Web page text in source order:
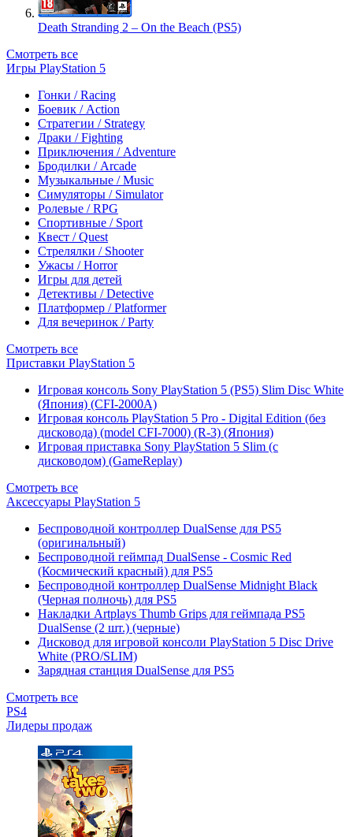
Death Stranding 2 – On the Beach (PS5)
Смотреть все
Игры PlayStation 5
Гонки / Racing
Боевик / Action
Стратегии / Strategy
Драки / Fighting
Приключения / Adventure
Бродилки / Arcade
Музыкальные / Music
Симуляторы / Simulator
Ролевые / RPG
Спортивные / Sport
Квест / Quest
Стрелялки / Shooter
Ужасы / Horror
Игры для детей
Детективы / Detective
Платформер / Platformer
Для вечеринок / Party
Смотреть все
Приставки PlayStation 5
Игровая консоль Sony PlayStation 5 (PS5) Slim Disc White
(Япония) (CFI-2000A)
Игровая консоль PlayStation 5 Pro - Digital Edition (без
дисковода) (model CFI-7000) (R-3) (Япония)
Игровая приставка Sony PlayStation 5 Slim (с
дисководом) (GameReplay)
Смотреть все
Аксессуары PlayStation 5
Беспроводной контроллер DualSense для PS5
(оригинальный)
Беспроводной геймпад DualSense - Cosmic Red
(Космический красный) для PS5
Беспроводной контроллер DualSense Midnight Black
(Черная полночь) для PS5
Накладки Artplays Thumb Grips для геймпада PS5
DualSense (2 шт.) (черные)
Дисковод для игровой консоли PlayStation 5 Disc Drive
White (PRO/SLIM)
Зарядная станция DualSense для PS5
Смотреть все
PS4
Лидеры продаж